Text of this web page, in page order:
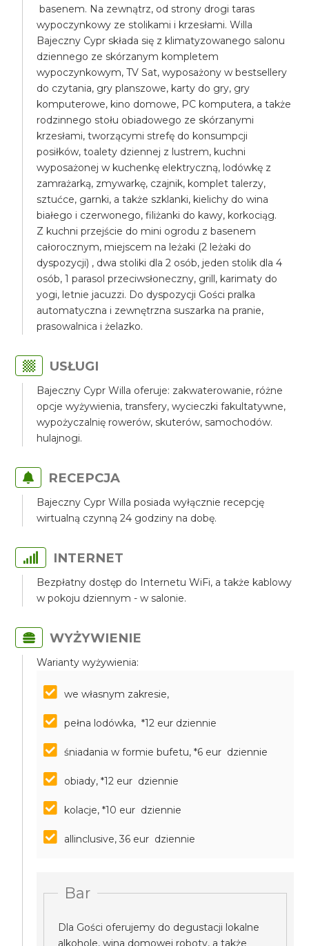
basenem. Na zewnątrz, od strony drogi taras
wypoczynkowy ze stolikami i krzesłami. Willa
Bajeczny Cypr składa się z klimatyzowanego salonu
dziennego ze skórzanym kompletem
wypoczynkowym, TV Sat, wyposażony w bestsellery
do czytania, gry planszowe, karty do gry, gry
komputerowe, kino domowe, PC komputera, a także
rodzinnego stołu obiadowego ze skórzanymi
krzesłami, tworzącymi strefę do konsumpcji
posiłków, toalety dziennej z lustrem, kuchni
wyposażonej w kuchenkę elektryczną, lodówkę z
zamrażarką, zmywarkę, czajnik, komplet talerzy,
sztućce, garnki, a także szklanki, kielichy do wina
białego i czerwonego, filiżanki do kawy, korkociąg.
Z kuchni przejście do mini ogrodu z basenem
całorocznym, miejscem na leżaki (2 leżaki do
dyspozycji) , dwa stoliki dla 2 osób, jeden stolik dla 4
osób, 1 parasol przeciwsłoneczny, grill, karimaty do
yogi, letnie jacuzzi. Do dyspozycji Gości pralka
automatyczna i zewnętrzna suszarka na pranie,
prasowalnica i żelazko.
USŁUGI
Bajeczny Cypr Willa oferuje: zakwaterowanie, różne
opcje wyżywienia, transfery, wycieczki fakultatywne,
wypożyczalnię rowerów, skuterów, samochodów.
hulajnogi.
RECEPCJA
Bajeczny Cypr Willa posiada wyłącznie recepcję
wirtualną czynną 24 godziny na dobę.
INTERNET
Bezpłatny dostęp do Internetu WiFi, a także kablowy
w pokoju dziennym - w salonie.
WYŻYWIENIE
Warianty wyżywienia:
we własnym zakresie,
pełna lodówka, *12 eur dziennie
śniadania w formie bufetu, *6 eur dziennie
obiady, *12 eur dziennie
kolacje, *10 eur dziennie
allinclusive, 36 eur dziennie
Bar
Dla Gości oferujemy do degustacji lokalne
alkohole, wina domowej roboty, a także